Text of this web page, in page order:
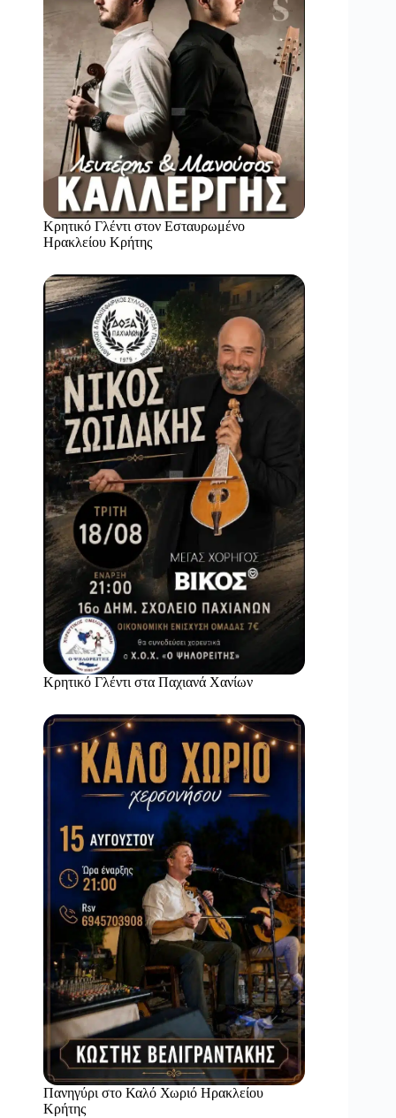
Κρητικό Γλέντι στον Εσταυρωμένο
Ηρακλείου Κρήτης
Κρητικό Γλέντι στα Παχιανά Χανίων
Πανηγύρι στο Καλό Χωριό Ηρακλείου
Κρήτης